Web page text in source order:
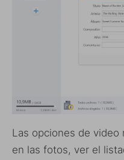
Las opciones de video
en las fotos, ver el